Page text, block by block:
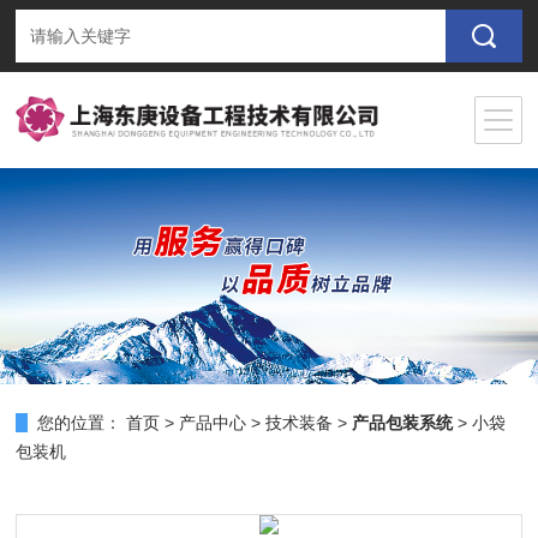
您的位置： 首页 > 产品中心 >技术装备 > 产品包装系统> 小袋
包装机